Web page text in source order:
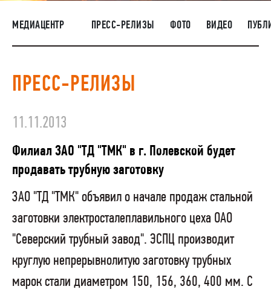
НАШИ ЛЮДИ
ОКРУЖАЮЩАЯ СРЕДА
ЗАКУПКИ
МЕДИАЦЕНТР ПРЕСС-РЕЛИЗЫ ФОТО ВИДЕО
ПРЕСС-РЕЛИЗЫ
11.11.2013
Филиал ЗАО "ТД "ТМК" в г. Полевской будет
продавать трубную заготовку
ЗАО "ТД "ТМК" объявил о начале продаж стальной
заготовки электросталеплавильного цеха ОАО
"Северский трубный завод". ЭСПЦ производит
круглую непрерывнолитую заготовку трубных
марок стали диаметром 150, 156, 360, 400 мм. С